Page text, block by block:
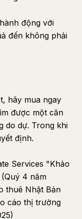
động với
đến không phải
hãy mua ngay
được một căn
do dự. Trong khi
định.
Services "Khảo
4 năm
thuê Nhật Bản
cáo thị trường